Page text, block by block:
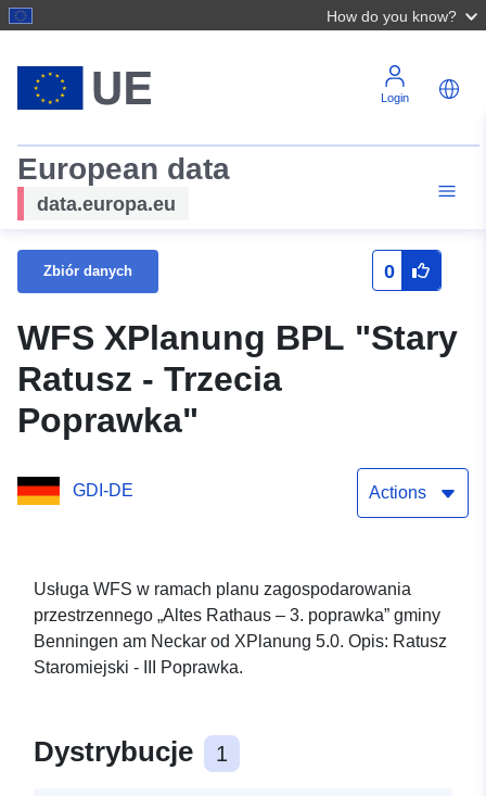
How do you know?
Login
European data
data.europa.eu
Zbiór danych 0
WFS XPlanung BPL "Stary
Ratusz - Trzecia
Poprawka"
GDI-DE Actions
Usługa WFS w ramach planu zagospodarowania
przestrzennego „Altes Rathaus – 3. poprawka” gminy
Benningen am Neckar od XPlanung 5.0. Opis: Ratusz
Staromiejski - III Poprawka.
Dystrybucje 1